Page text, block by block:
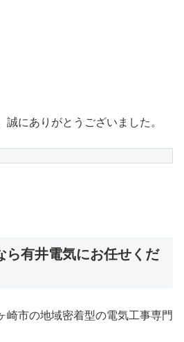
にありがとうございました。
ら有井電気にお任せくだ
崎市の地域密着型の電気工事専門